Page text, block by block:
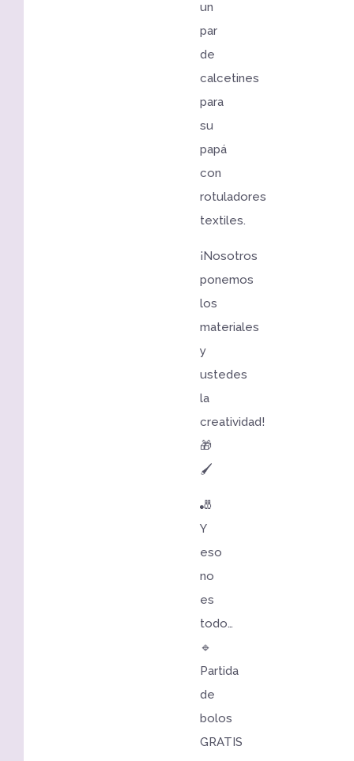
un
par
de
calcetines
para
su
papá
con
rotuladores
textiles.
¡Nosotros
ponemos
los
materiales
y
ustedes
la
creatividad!
🎁
🖌️
🎳
Y
eso
no
es
todo…
🔹
Partida
de
bolos
GRATIS